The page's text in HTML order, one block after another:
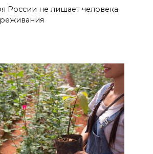
России не лишает человека